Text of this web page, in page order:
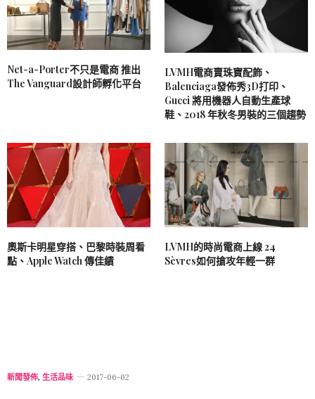
Net-a-Porter不只是電商 推出
The Vanguard設計師孵化平台
LVMH電商賣珠寶配飾、
Balenciaga發佈秀3D打印、
Gucci 將用機器人自動生產球
鞋、2018 年秋冬男裝的三個趨勢
奧斯卡明星穿搭、巴黎時裝周看
點、Apple Watch 傳佳績
LVMH的時尚電商上線 24
Sèvres如何搶攻年輕一群
新聞發佈, 生活品味 2017-06-02